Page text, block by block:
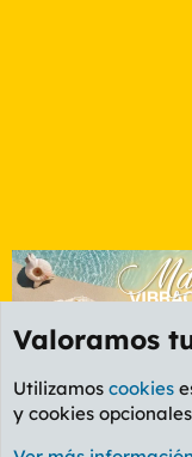
Foro General
Valoramos
Utilizamos cookies
y cookies